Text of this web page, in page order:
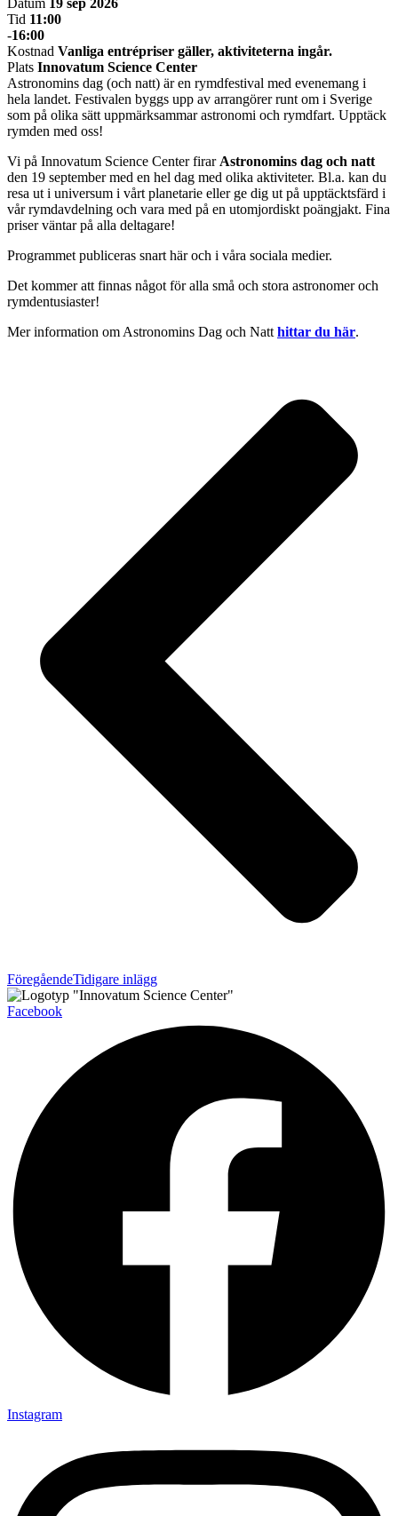
Tid 11:00
-16:00
Kostnad Vanliga entrépriser gäller, aktiviteterna ingår.
Plats Innovatum Science Center
Astronomins dag (och natt) är en rymdfestival med evenemang i
hela landet. Festivalen byggs upp av arrangörer runt om i Sverige
som på olika sätt uppmärksammar astronomi och rymdfart. Upptäck
rymden med oss!
Vi på Innovatum Science Center firar Astronomins dag och natt
den 19 september med en hel dag med olika aktiviteter. Bl.a. kan du
resa ut i universum i vårt planetarie eller ge dig ut på upptäcktsfärd i
vår rymdavdelning och vara med på en utomjordiskt poängjakt. Fina
priser väntar på alla deltagare!
Programmet publiceras snart här och i våra sociala medier.
Det kommer att finnas något för alla små och stora astronomer och
rymdentusiaster!
Mer information om Astronomins Dag och Natt hittar du här.
FöregåendeTidigare inlägg
Facebook
Instagram